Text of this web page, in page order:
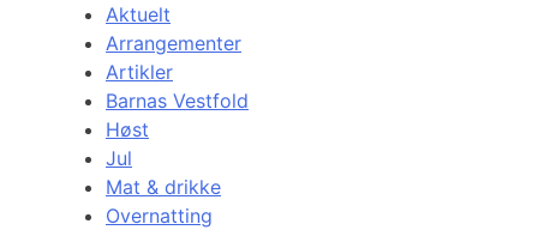
Aktuelt
Arrangementer
Artikler
Barnas Vestfold
Høst
Jul
Mat & drikke
Overnatting